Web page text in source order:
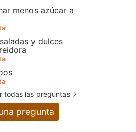
menos azúcar a
y dulces
todas las preguntas
pregunta